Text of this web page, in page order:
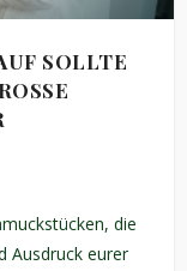
SOLLTE
K
die
Ausdruck eurer